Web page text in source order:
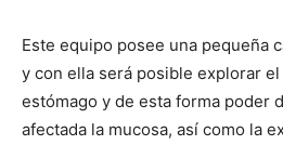
Este equipo posee una pequeña
y con ella será posible explorar
estómago y de esta forma poder
afectada la mucosa, así como la